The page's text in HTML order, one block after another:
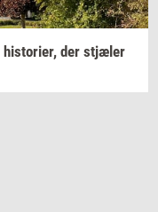
hi­sto­ri­er, der stjæ­ler